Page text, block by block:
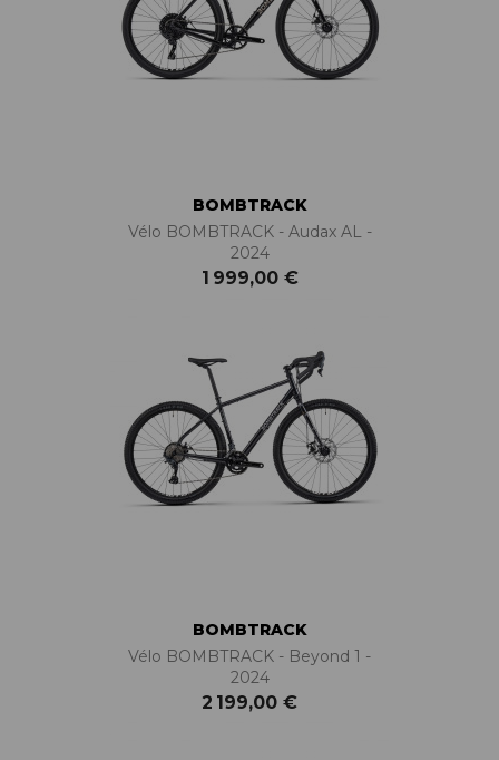
BOMBTRACK
Vélo BOMBTRACK - Audax AL -
2024
1 999,00 €
BOMBTRACK
Vélo BOMBTRACK - Beyond 1 -
2024
2 199,00 €